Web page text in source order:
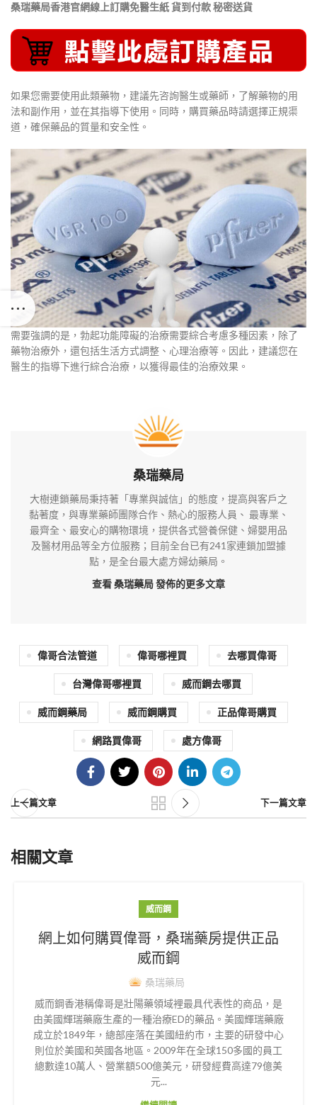
桑瑞藥局香港官網線上訂購免醫生紙 貨到付款 秘密送貨
如果您需要使用此類藥物，建議先咨詢醫生或藥師，了解藥物的用
法和副作用，並在其指導下使用。同時，購買藥品時請選擇正規渠
道，確保藥品的質量和安全性。
需要強調的是，勃起功能障礙的治療需要綜合考慮多種因素，除了
藥物治療外，還包括生活方式調整、心理治療等。因此，建議您在
醫生的指導下進行綜合治療，以獲得最佳的治療效果。
桑瑞藥局
大樹連鎖藥局秉持著「專業與誠信」的態度，提高與客戶之
黏著度，與專業藥師團隊合作、熱心的服務人員、 最專業、
最齊全、最安心的購物環境，提供各式營養保健、婦嬰用品
及醫材用品等全方位服務；目前全台已有241家連鎖加盟據
點，是全台最大處方婦幼藥局。
查看 桑瑞藥局發佈的更多文章
偉哥合法管道 偉哥哪裡買 去哪買偉哥
台灣偉哥哪裡買 威而鋼去哪買
威而鋼藥局 威而鋼購買 正品偉哥購買
網路買偉哥 處方偉哥
上一篇文章 下一篇文章
相關文章
威而鋼
網上如何購買偉哥，桑瑞藥房提供正品
威而鋼
桑瑞藥局
威而鋼香港稱偉哥是壯陽藥領域裡最具代表性的商品，是
由美國輝瑞藥廠生產的一種治療ED的藥品。美國輝瑞藥廠
成立於1849年，總部座落在美國紐約市，主要的研發中心
則位於美國和英國各地區。2009年在全球150多國的員工
總數達10萬人、營業額500億美元，研發經費高達79億美
元...